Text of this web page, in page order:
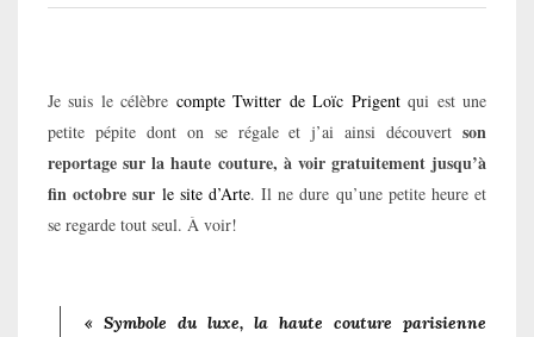
Je suis le célèbre compte Twitter de Loïc Prigentqui est une
petite pépite dont on se régale et j’ai ainsi découvert son
reportage sur la haute couture, à voir gratuitement jusqu’à
fin octobre sur le site d’Arte. Il ne dure qu’une petite heure et
se regarde tout seul. À voir!
« Symbole du luxe, la haute couture parisienne